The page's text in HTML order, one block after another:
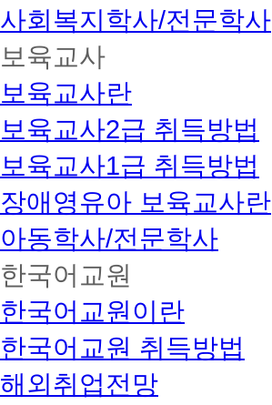
사회복지학사/전문학사
보육교사
보육교사란
보육교사2급 취득방법
보육교사1급 취득방법
장애영유아 보육교사란
아동학사/전문학사
한국어교원
한국어교원이란
한국어교원 취득방법
해외취업전망